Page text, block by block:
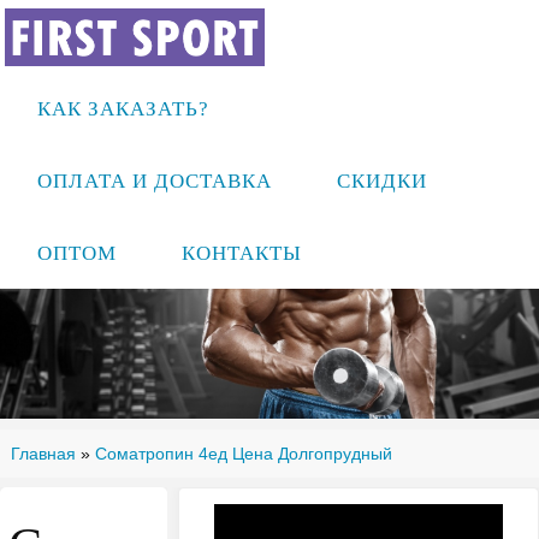
КАК ЗАКАЗАТЬ?
ОПЛАТА И ДОСТАВКА СКИДКИ
ОПТОМ КОНТАКТЫ
Главная » Cоматропин 4ед Цена Долгопрудный